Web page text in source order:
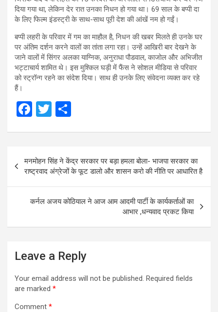
दिया गया था, लेकिन देर रात उनका निधन हो गया था। 69 साल के बप्पी दा
के लिए फिल्म इंडस्ट्री के साथ-साथ पूरी देश की आंखें नम हो गईं।
बप्पी लहरी के परिवार में गम का माहौल है, निधन की खबर मिलते ही उनके घर
पर अंतिम दर्शन करने वालों का तांता लगा रहा। उन्हें आखिरी बार देखने के
जाने वालों में सिंगर अलका याग्निक, अनुराधा पौडवाल, काजोल और अभिजीत
भट्टाचार्य शामित थे। इस मुश्किल घड़ी में फैंस ने सोशल मीडिया से परिवार
को स्ट्रॉन्ग रहने का संदेश दिया। साथ ही उनके लिए संवेदना व्यक्त कर रहे
हैं।
F
b
o
o
k
T
er e
navigation
मनमोहन सिंह ने केंद्र सरकार पर बड़ा हमला बोला- भाजपा सरकार का
राष्ट्रवाद अंग्रेजों के फूट डालो और शासन करो की नीति पर आधारित है
कर्नल अजय कोठियाल ने आज आम आदमी पार्टी के कार्यकर्ताओं का
आभार ,धन्यवाद प्रकट किया
Leave a Reply
Your email address will not be published. Required fields
are marked *
Comment *